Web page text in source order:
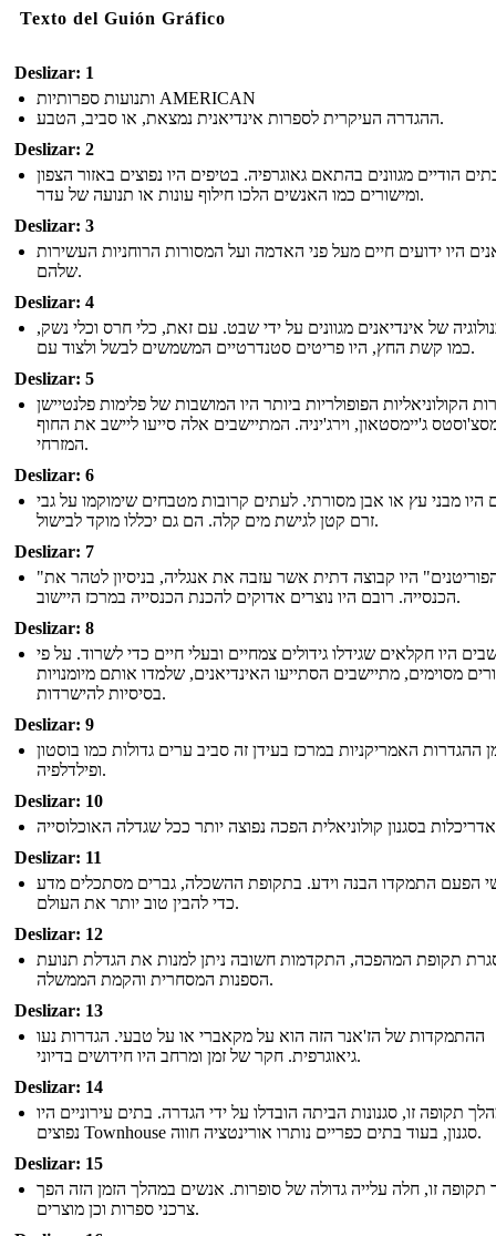
Texto del Guión Gráfico
Deslizar: 1
ותנועות ספרותיות AMERICAN
ההגדרה העיקרית לספרות אינדיאנית נמצאת, או סביב, הטבע.
Deslizar: 2
הודיים מגוונים בהתאם גאוגרפיה. בטיפים היו נפוצים באזור הצפון
ומישורים כמו האנשים הלכו חילוף עונות או תנועה של עדר.
Deslizar: 3
היו ידועים חיים מעל פני האדמה ועל המסורות הרוחניות העשירות
שלהם.
Deslizar: 4
של אינדיאנים מגוונים על ידי שבט. עם זאת, כלי חרס וכלי נשק,
כמו קשת החץ, היו פריטים סטנדרטיים המשמשים לבשל ולצוד עם.
Deslizar: 5
הקולוניאליות הפופולריות ביותר היו המושבות של פלימות פלנטיישן
ג'יימסטאון, וירג'יניה. המתיישבים אלה סייעו ליישב את החוף
המזרחי.
Deslizar: 6
היו מבני עץ או אבן מסורתי. לעתים קרובות מטבחים שימוקמו על גבי
זרם קטן לגישת מים קלה. הם גם יכללו מוקד לבישול.
Deslizar: 7
"הפוריטנים" היו קבוצה דתית אשר עזבה את אנגליה, בניסיון לטהר את
הכנסייה. רובם היו נוצרים אדוקים להכנת הכנסייה במרכז היישוב.
Deslizar: 8
היו חקלאים שגידלו גידולים צמחיים ובעלי חיים כדי לשרוד. על פי
מסוימים, מתיישבים הסתייעו האינדיאנים, שלמדו אותם מיומנויות
בסיסיות להישרדות.
Deslizar: 9
ההגדרות האמריקניות במרכז בעידן זה סביב ערים גדולות כמו בוסטון
ופילדלפיה.
Deslizar: 10
Deslizar: 11
הפעם התמקדו הבנה וידע. בתקופת ההשכלה, גברים מסתכלים מדע
כדי להבין טוב יותר את העולם.
Deslizar: 12
תקופת המהפכה, התקדמות חשובה ניתן למנות את הגדלת תנועת
הספנות המסחרית והקמת הממשלה.
Deslizar: 13
ההתמקדות של הז'אנר הזה הוא על מקאברי או על טבעי. הגדרות נעו
גיאוגרפית. חקר של זמן ומרחב היו חידושים בדיוני.
Deslizar: 14
תקופה זו, סגנונות הביתה הובדלו על ידי הגדרה. בתים עירוניים היו
נפוצים Townhouse סגנון, בעוד בתים כפריים נותרו אורינטציה חווה.
Deslizar: 15
תקופה זו, חלה עלייה גדולה של סופרות. אנשים במהלך הזמן הזה הפך
צרכני ספרות וכן מוצרים.